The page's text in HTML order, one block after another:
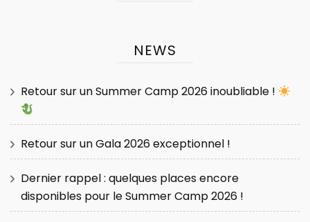
NEWS
Retour sur un Summer Camp 2026 inoubliable !
Retour sur un Gala 2026 exceptionnel !
Dernier rappel : quelques places encore
disponibles pour le Summer Camp 2026 !